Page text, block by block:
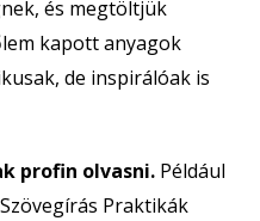
és megtöltjük
kapott anyagok
de inspirálóak is
profin olvasni. Például
Praktikák